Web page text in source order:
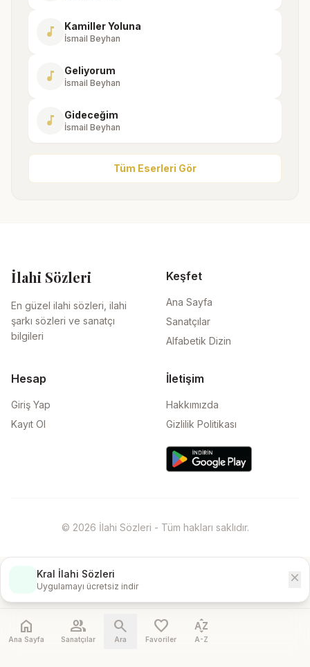
music_note Kamiller Yoluna
İsmail Beyhan
music_note Geliyorum
İsmail Beyhan
music_note Gideceğim
İsmail Beyhan
Tüm Eserleri Gör
İlahi Sözleri
En güzel ilahi sözleri, ilahi
şarkı sözleri ve sanatçı
bilgileri
Keşfet
Ana Sayfa
Sanatçılar
Alfabetik Dizin
Hesap
Giriş Yap
Kayıt Ol
İletişim
Hakkımızda
Gizlilik Politikası
© 2026 İlahi Sözleri - Tüm hakları saklıdır.
Kral İlahi Sözleri
Uygulamayı ücretsiz indir
close
home
Ana Sayfa
people
Sanatçılar
search
Ara
favorite
Favoriler
sort_by_alpha
A-Z